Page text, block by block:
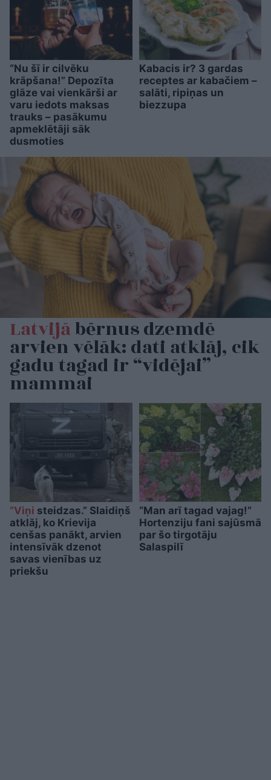
“Nu šī ir cilvēku
krāpšana!” Depozīta
glāze vai vienkārši ar
varu iedots maksas
trauks – pasākumu
apmeklētāji sāk
dusmoties
Kabacis ir? 3 gardas
receptes ar kabačiem –
salāti, ripiņas un
biezzupa
Latvijābērnus dzemdē
arvien vēlāk: dati atklāj, cik
gadu tagad ir “vidējai”
mammai
“Viņi steidzas.” Slaidiņš
atklāj, ko Krievija
cenšas panākt, arvien
intensīvāk dzenot
savas vienības uz
priekšu
“Man arī tagad vajag!”
Hortenziju fani sajūsmā
par šo tirgotāju
Salaspilī